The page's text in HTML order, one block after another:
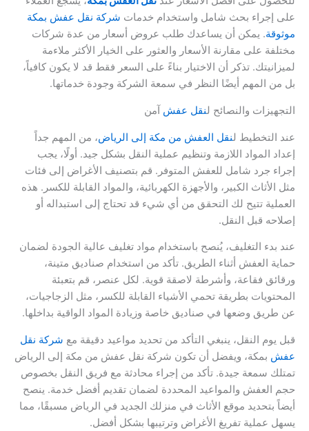
على إجراء بحث شامل واستخدام خدمات شركة نقل عفش بمكة
موثوقة. يمكن أن يساعدك طلب عروض أسعار من عدة شركات
مختلفة على مقارنة الأسعار والعثور على الخيار الأكثر ملاءمة
لميزانيتك. تذكر أن الاختيار بناءً على السعر فقط قد لا يكون كافياً،
بل من المهم أيضًا النظر في سمعة الشركة وجودة خدماتها.
التجهيزات والنصائح لنقل عفش آمن
عند التخطيط لنقل العفش من مكة إلى الرياض، من المهم جداً
إعداد المواد اللازمة وتنظيم عملية النقل بشكل جيد. أولًا، يجب
إجراء جرد شامل للعفش المتوفر. قم بتصنيف الأغراض إلى فئات
مثل الأثاث الكبير، والأجهزة الكهربائية، والمواد القابلة للكسر. هذه
العملية تتيح لك التحقق من أي شيء قد تحتاج إلى استبداله أو
إصلاحه قبل النقل.
عند بدء التغليف، يُنصح باستخدام مواد تغليف عالية الجودة لضمان
حماية العفش أثناء الطريق. تأكد من استخدام صناديق متينة،
ورقائق فقاعة، وأشرطة لاصقة قوية. لكل عنصر، قم بتعبئة
المحتويات بطريقة تحمي الأشياء القابلة للكسر، مثل الزجاجيات،
عن طريق وضعها في صناديق خاصة وزيادة المواد الواقية بداخلها.
قبل يوم النقل، ينبغي التأكد من تحديد مواعيد دقيقة مع شركة نقل
عفش بمكة، ويفضل أن تكون شركة نقل عفش من مكة إلى الرياض
تمتلك سمعة جيدة. تأكد من إجراء محادثة مع فريق النقل بخصوص
حجم العفش والمواعيد المحددة لضمان تقديم أفضل خدمة. ينصح
أيضاً بتحديد موقع الأثاث في منزلك الجديد في الرياض مسبقًا، مما
يسهل عملية تفريغ الأغراض وترتيبها بشكل أفضل.